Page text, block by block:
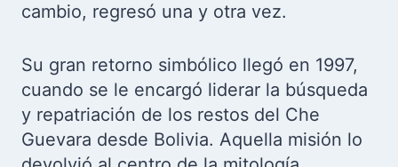
cambio, regresó una y otra vez.
Su gran retorno simbólico llegó en 1997,
cuando se le encargó liderar la búsqueda
y repatriación de los restos del Che
Guevara desde Bolivia. Aquella misión lo